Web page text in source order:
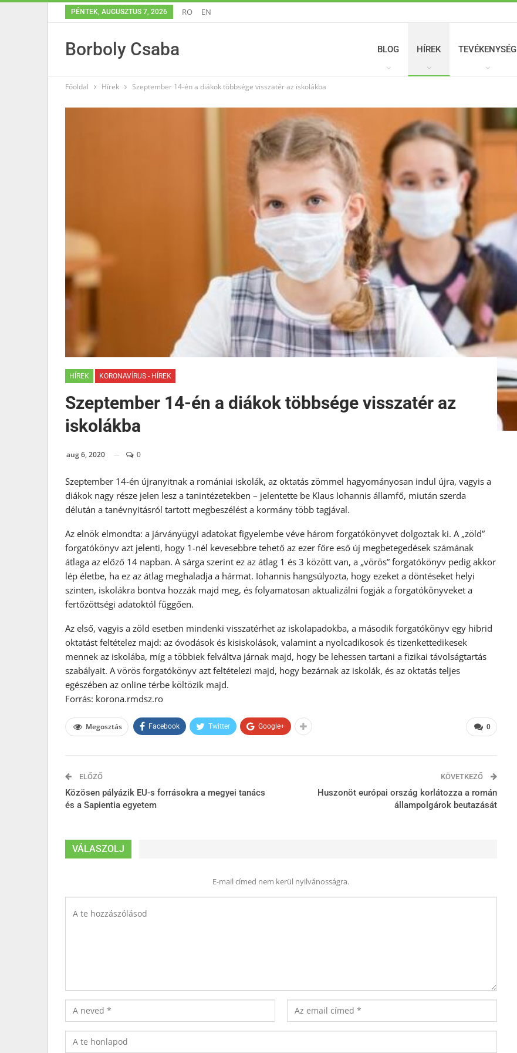
PÉNTEK, AUGUSZTUS 7, 2026 RO EN
Borboly Csaba BLOG HÍREK TEVÉKENYSÉG
Főoldal Hírek Szeptember 14-én a diákok többsége visszatér az iskolákba
HÍREK KORONAVÍRUS - HÍREK
Szeptember 14-én a diákok többsége visszatér az
iskolákba
aug 6, 2020 0
Szeptember 14-én újranyitnak a romániai iskolák, az oktatás zömmel hagyományosan indul újra, vagyis a
diákok nagy része jelen lesz a tanintézetekben – jelentette be Klaus Iohannis államfő, miután szerda
délután a tanévnyitásról tartott megbeszélést a kormány több tagjával.
Az elnök elmondta: a járványügyi adatokat figyelembe véve három forgatókönyvet dolgoztak ki. A „zöld”
forgatókönyv azt jelenti, hogy 1-nél kevesebbre tehető az ezer főre eső új megbetegedések számának
átlaga az előző 14 napban. A sárga szerint ez az átlag 1 és 3 között van, a „vörös” forgatókönyv pedig akkor
lép életbe, ha ez az átlag meghaladja a hármat. Iohannis hangsúlyozta, hogy ezeket a döntéseket helyi
szinten, iskolákra bontva hozzák majd meg, és folyamatosan aktualizálni fogják a forgatókönyveket a
fertőzöttségi adatoktól függően.
Az első, vagyis a zöld esetben mindenki visszatérhet az iskolapadokba, a második forgatókönyv egy hibrid
oktatást feltételez majd: az óvodások és kisiskolások, valamint a nyolcadikosok és tizenkettedikesek
mennek az iskolába, míg a többiek felváltva járnak majd, hogy be lehessen tartani a fizikai távolságtartás
szabályait. A vörös forgatókönyv azt feltételezi majd, hogy bezárnak az iskolák, és az oktatás teljes
egészében az online térbe költözik majd.
Forrás: korona.rmdsz.ro
0
Megosztás Facebook Twitter Google+
ELŐZŐ
Közösen pályázik EU-s forrásokra a megyei tanács
és a Sapientia egyetem
KÖVETKEZŐ
Huszonöt európai ország korlátozza a román
állampolgárok beutazását
VÁLASZOLJ
E-mail címed nem kerül nyilvánosságra.